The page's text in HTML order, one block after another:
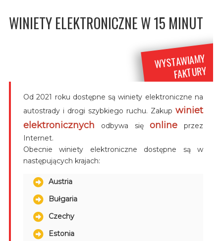
WINIETY ELEKTRONICZNE W 15 MINUT
WYSTAWIAMY
FAKTURY
Od 2021 roku dostępne są winiety elektroniczne na
autostrady i drogi szybkiego ruchu. Zakupwiniet
elektronicznych odbywa sięonline przez
Internet.
Obecnie winiety elektroniczne dostępne są w
następujących krajach:
Austria
Bułgaria
Czechy
Estonia